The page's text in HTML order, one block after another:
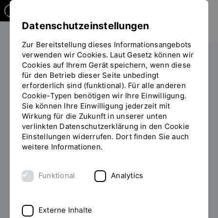
Sie
befinden
sich
auf
der
Seite
"WANTED
#bedarfsgerechte
Weiterbilden
Überblick
WANTED #bedarfsgerechte Anpassung
#BEDARFSGERECHTE
ANPASSUNG
WANTED
WANTED (2019–2021)
Datenschutzeinstellungen
Zur Bereitstellung dieses Informationsangebots
verwenden wir Cookies. Laut Gesetz können wir
Cookies auf Ihrem Gerät speichern, wenn diese
für den Betrieb dieser Seite unbedingt
erforderlich sind (funktional). Für alle anderen
Cookie-Typen benötigen wir Ihre Einwilligung.
Sie können Ihre Einwilligung jederzeit mit
Wirkung für die Zukunft in unserer unten
verlinkten Datenschutzerklärung in den Cookie
Einstellungen widerrufen. Dort finden Sie auch
weitere Informationen.
Funktional Analytics
Externe Inhalte